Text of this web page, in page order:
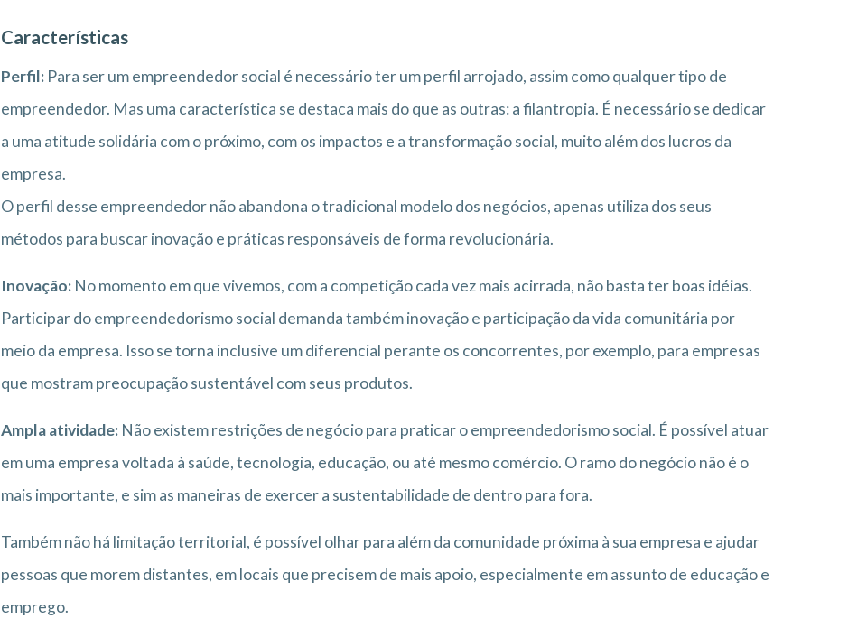
Características
Perfil:Para ser um empreendedor social é necessário ter um perfil arrojado, assim como qualquer tipo de
empreendedor. Mas uma característica se destaca mais do que as outras: a filantropia. É necessário se dedicar
a uma atitude solidária com o próximo, com os impactos e a transformação social, muito além dos lucros da
empresa.
O perfil desse empreendedor não abandona o tradicional modelo dos negócios, apenas utiliza dos seus
métodos para buscar inovação e práticas responsáveis de forma revolucionária.
Inovação:No momento em que vivemos, com a competição cada vez mais acirrada, não basta ter boas idéias.
Participar do empreendedorismo social demanda também inovação e participação da vida comunitária por
meio da empresa. Isso se torna inclusive um diferencial perante os concorrentes, por exemplo, para empresas
que mostram preocupação sustentável com seus produtos.
Ampla atividade:Não existem restrições de negócio para praticar o empreendedorismo social. É possível atuar
em uma empresa voltada à saúde, tecnologia, educação, ou até mesmo comércio. O ramo do negócio não é o
mais importante, e sim as maneiras de exercer a sustentabilidade de dentro para fora.
Também não há limitação territorial, é possível olhar para além da comunidade próxima à sua empresa e ajudar
pessoas que morem distantes, em locais que precisem de mais apoio, especialmente em assunto de educação e
emprego.